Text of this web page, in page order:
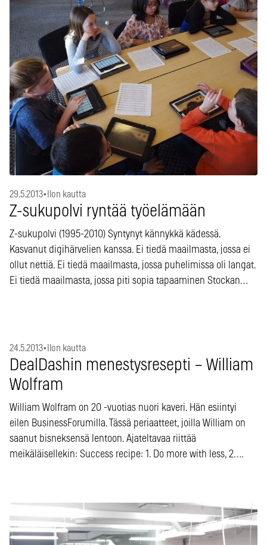
29.5.2013• Ilon kautta
Z-sukupolvi ryntää työelämään
Z-sukupolvi (1995-2010) Syntynyt kännykkä kädessä.
Kasvanut digihärvelien kanssa. Ei tiedä maailmasta, jossa ei
ollut nettiä. Ei tiedä maailmasta, jossa puhelimissa oli langat.
Ei tiedä maailmasta, jossa piti sopia tapaaminen Stockan…
24.5.2013• Ilon kautta
DealDashin menestysresepti – William
Wolfram
William Wolfram on 20 -vuotias nuori kaveri. Hän esiintyi
eilen BusinessForumilla. Tässä periaatteet, joilla William on
saanut bisneksensä lentoon. Ajateltavaa riittää
meikäläisellekin: Success recipe: 1. Do more with less, 2….